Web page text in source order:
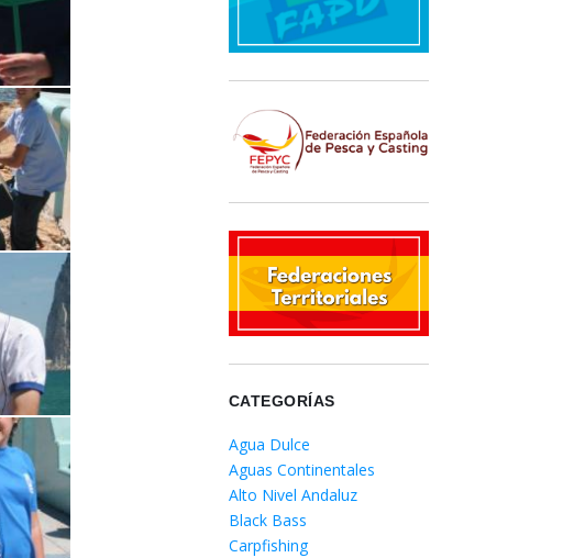
CATEGORÍAS
Agua Dulce
Aguas Continentales
Alto Nivel Andaluz
Black Bass
Carpfishing